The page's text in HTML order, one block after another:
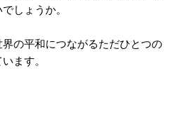
しょうか。
の平和につながるただひとつの
ます。